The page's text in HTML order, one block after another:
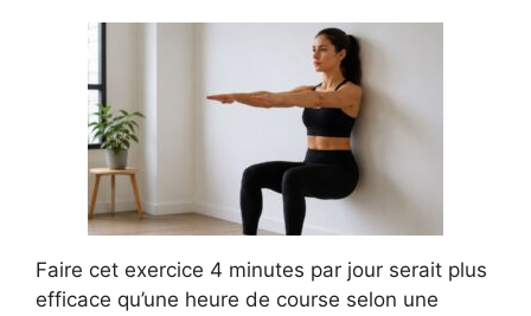
Faire cet exercice 4 minutes par jour serait plus
efficace qu’une heure de course selon une